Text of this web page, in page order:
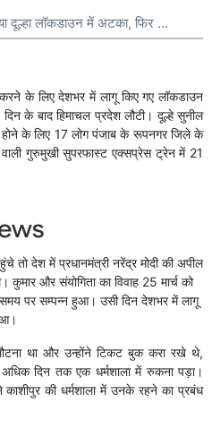
दूल्हा लॉकडाउन में अटका, फिर …
करने के लिए देशभर में लागू किए गए लॉकडाउन
के बाद हिमाचल प्रदेश लौटी। दूल्हे सुनील
होने के लिए 17 लोग पंजाब के रूपनगर जिले के
गुरुमुखी सुपरफास्ट एक्सप्रेस ट्रेन में 21
तो देश में प्रधानमंत्री नरेंद्र मोदी की अपील
और संयोगिता का विवाह 25 मार्च को
समय पर सम्पन्न हुआ। उसी दिन देशभर में लागू
था और उन्होंने टिकट बुक करा रखे थे,
दिन तक एक धर्मशाला में रुकना पड़ा।
की धर्मशाला में उनके रहने का प्रबंध